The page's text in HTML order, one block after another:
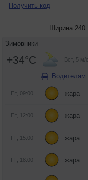
Получить код
Ширина 240